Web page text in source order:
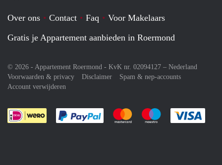
Over ons Contact Faq
Voor Makelaars
Gratis je Appartement aanbieden in Roermond
© 2026 - Appartement Roermond - KvK nr. 02094127 – Nederland
Voorwaarden & privacy
Disclaimer
Spam & nep-accounts
Account verwijderen
Je rekent gemakkelijk af met Paypal
Je rekent gemakkelijk af met
Je rekent